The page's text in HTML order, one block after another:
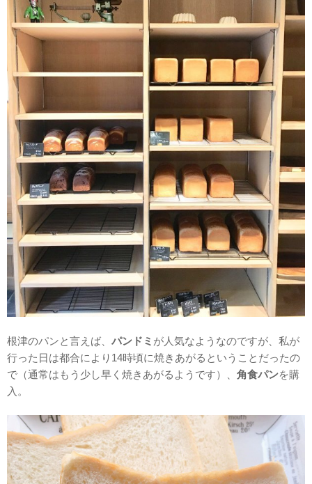
根津のパンと言えば、 パンドミ が人気なようなのですが、私が
行った日は都合により14時頃に焼きあがるということだったの
で（通常はもう少し早く焼きあがるようです）、 角食パンを購
入。